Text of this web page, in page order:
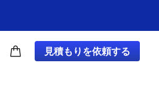
見積もりを依頼する